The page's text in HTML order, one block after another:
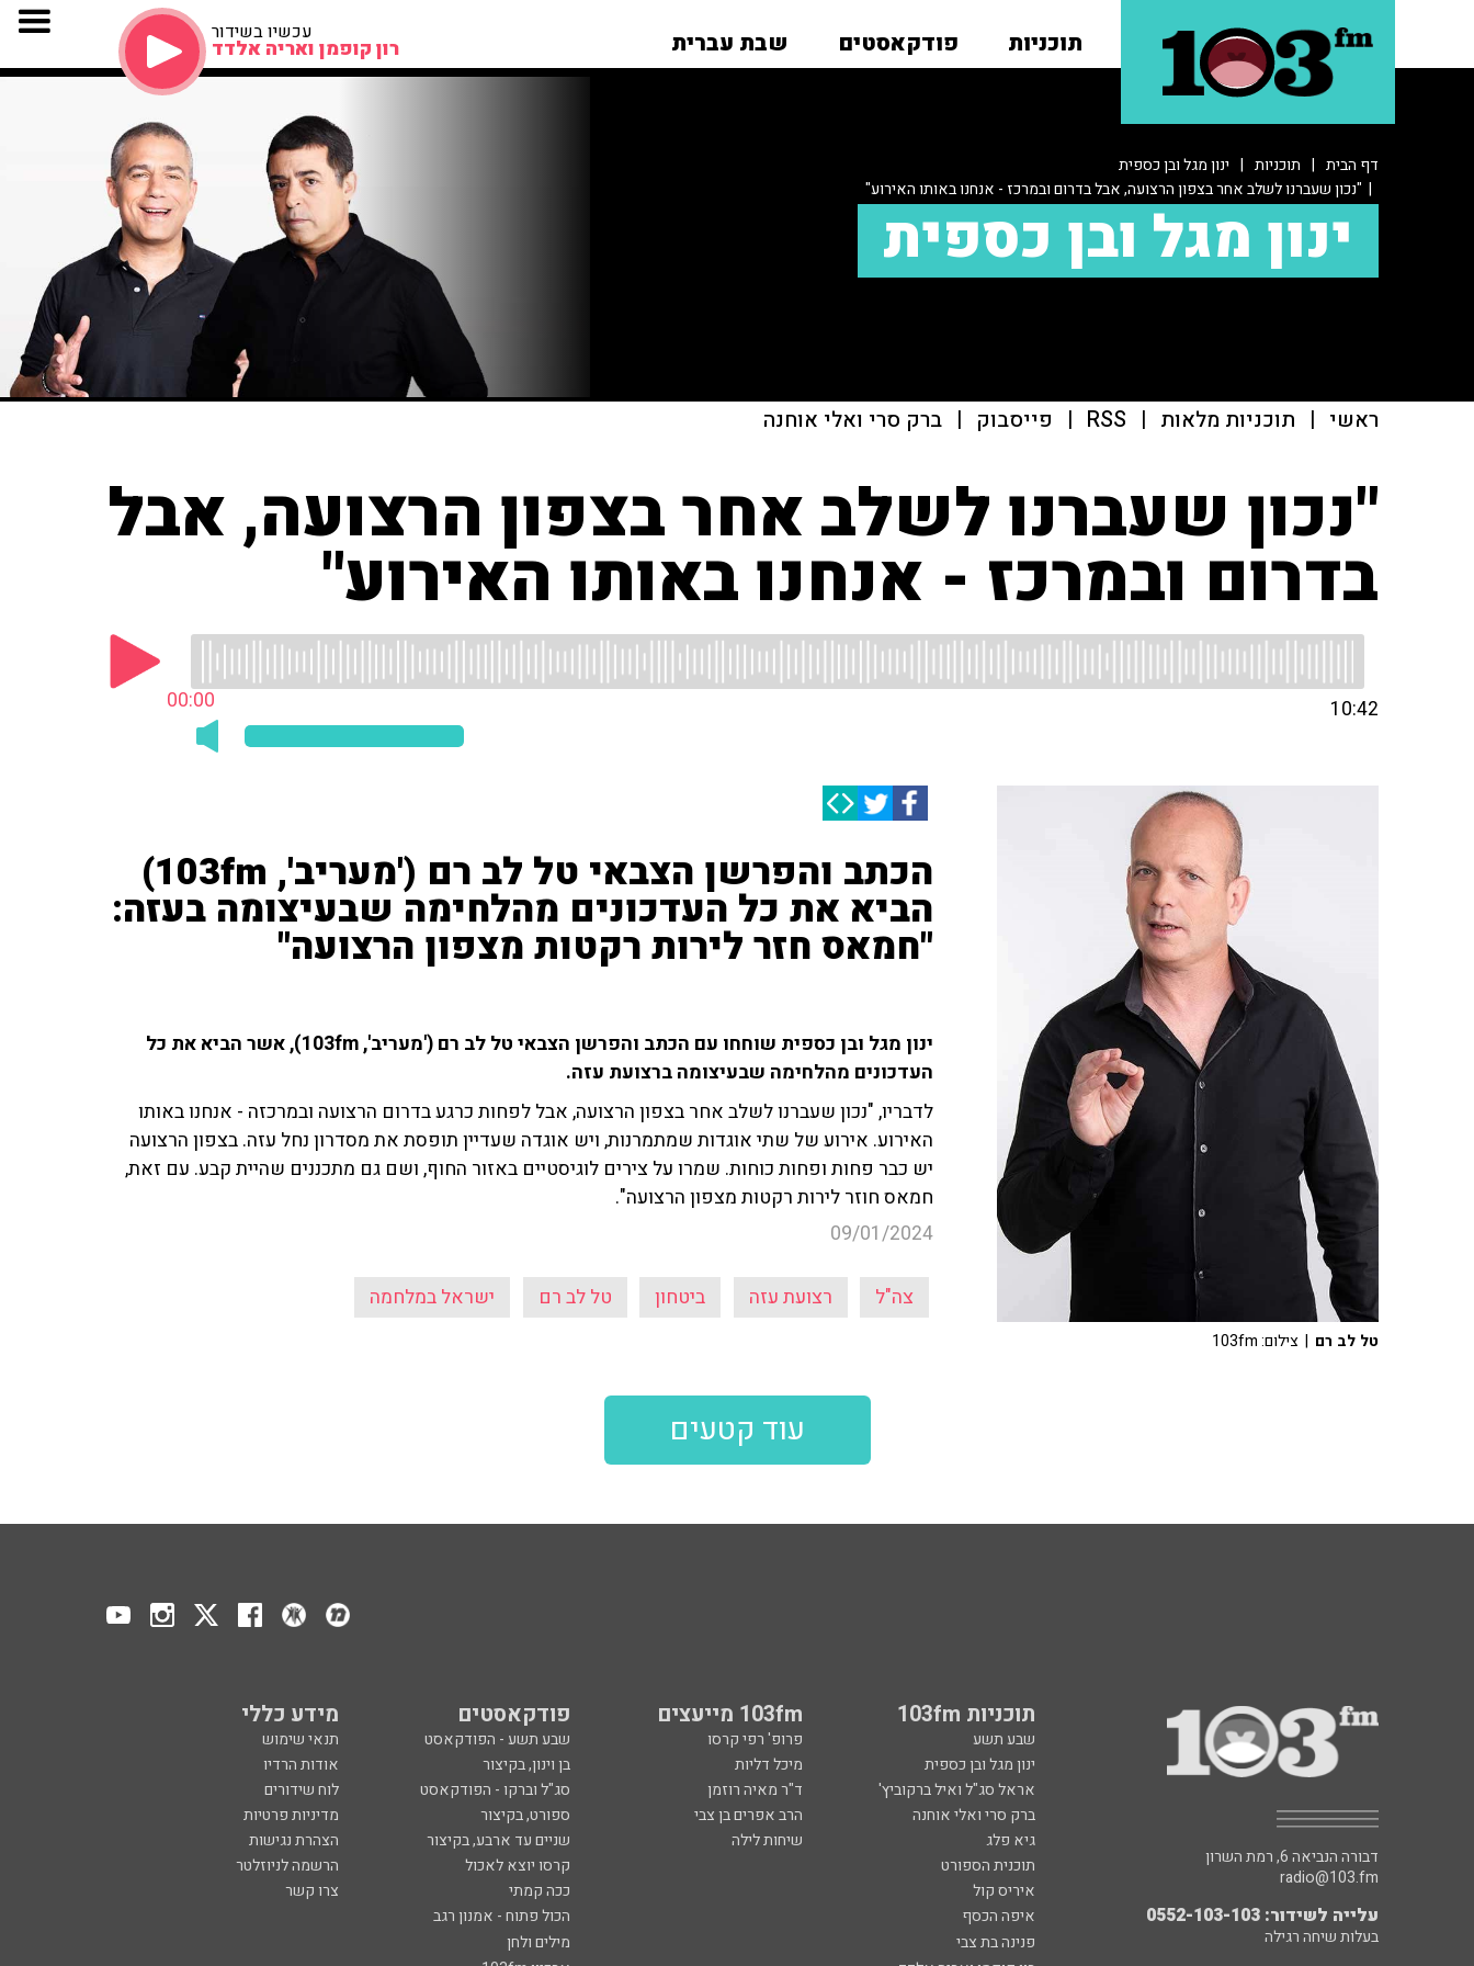
תוכניות פודקאסטים שבת עברית עכשיו בשידור
רון קופמן ואריה אלדד
דף הבית | תוכניות | ינון מגל ובן כספית
| "נכון שעברנו לשלב אחר בצפון הרצועה, אבל בדרום ובמרכז - אנחנו באותו האירוע"
ינון מגל ובן כספית
ראשי | תוכניות מלאות |
RSS
| פייסבוק | ברק סרי ואלי אוחנה
"נכון שעברנו לשלב אחר בצפון הרצועה, אבל
בדרום ובמרכז - אנחנו באותו האירוע"
00:00 10:42
הכתב והפרשן הצבאי טל לב רם ('מעריב', 103fm)
הביא את כל העדכונים מהלחימה שבעיצומה בעזה:
"חמאס חזר לירות רקטות מצפון הרצועה"
ינון מגל ובן כספית שוחחו עם הכתב והפרשן הצבאי טל לב רם ('מעריב', 103fm), אשר הביא את כל
העדכונים מהלחימה שבעיצומה ברצועת עזה.
לדבריו, "נכון שעברנו לשלב אחר בצפון הרצועה, אבל לפחות כרגע בדרום הרצועה ובמרכזה - אנחנו באותו
האירוע. אירוע של שתי אוגדות שמתמרנות, ויש אוגדה שעדיין תופסת את מסדרון נחל עזה. בצפון הרצועה
יש כבר פחות ופחות כוחות. שמרו על צירים לוגיסטיים באזור החוף, ושם גם מתכננים שהיית קבע. עם זאת,
חמאס חוזר לירות רקטות מצפון הרצועה".
09/01/2024
צה"ל רצועת עזה ביטחון טל לב רם ישראל במלחמה
טל לב רם | צילום: 103fm
עוד קטעים
תוכניות 103fm 103fm מייעצים פודקאסטים מידע כללי
שבע תשע פרופ' רפי קרסו שבע תשע - הפודקאסט
תנאי שימוש
ינון מגל ובן כספית
מיכל דליות בן וינון, בקיצור
אודות הרדיו
אראל סג"ל ואיל ברקוביץ'
ד"ר מאיה רוזמן סג"ל וברקו - הפודקאסט
לוח שידורים
ברק סרי ואלי אוחנה
הרב אפרים בן צבי ספורט, בקיצור
מדיניות פרטיות
גיא פלג
שיחות לילה שניים עד ארבע, בקיצור
הצהרת נגישות
תוכנית הספורט
קרסו יוצא לאכול
הרשמה לניוזלטר
איריס קול
ככה קמתי
צרו קשר
איפה הכסף
הכול פתוח - אמנון רגב
פנינה בת צבי
מילים ולחן
דבורה הנביאה 6, רמת השרון
radio@103.fm
עלייה לשידור: 0552-103-103
בעלות שיחה רגילה